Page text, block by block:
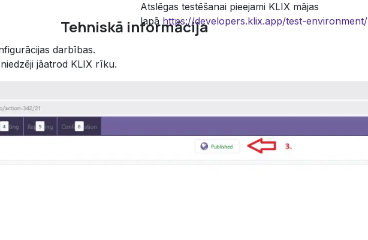
Atslēgas testēšanai pieejami KLIX mājas
lapā https://developers.klix.app/test-environment/
Tehniskā informācija
darbības.
jāatrod KLIX rīku.